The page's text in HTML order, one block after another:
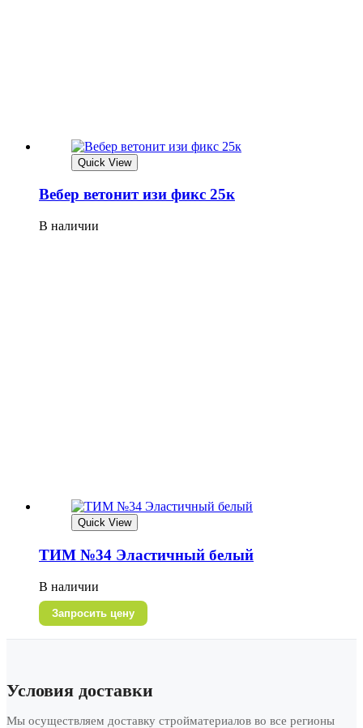
Quick View
Вебер ветонит изи фикс 25к
В наличии
Quick View
ТИМ №34 Эластичный белый
В наличии
Запросить цену
Условия доставки
Мы осуществляем доставку стройматериалов во все регионы